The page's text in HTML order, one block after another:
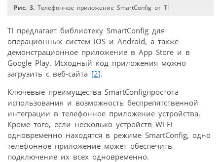
Рис. 3. Телефонное приложение SmartConfig от TI
TI предлагает библиотеку SmartConfig для
операционных систем iOS и Android, а также
демонстрационное приложение в App Store и в
Google Play. Исходный код приложения можно
загрузить с веб-сайта [2].
Ключевые преимущества SmartConfigпростота
использования и возможность беспрепятственной
интеграции в телефонное приложение устройства.
Кроме того, если несколько устройств Wi-Fi
одновременно находятся в режиме SmartConfig, одно
телефонное приложение может обеспечить
подключение их всех одновременно.